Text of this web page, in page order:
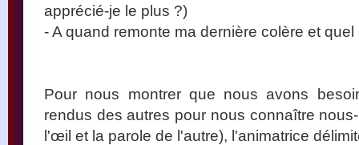
apprécié-je le plus ?)
- A quand remonte ma dernière colère et
Pour nous montrer que nous avons
rendus des autres pour nous connaître
l'œil et la parole de l'autre), l'animatrice